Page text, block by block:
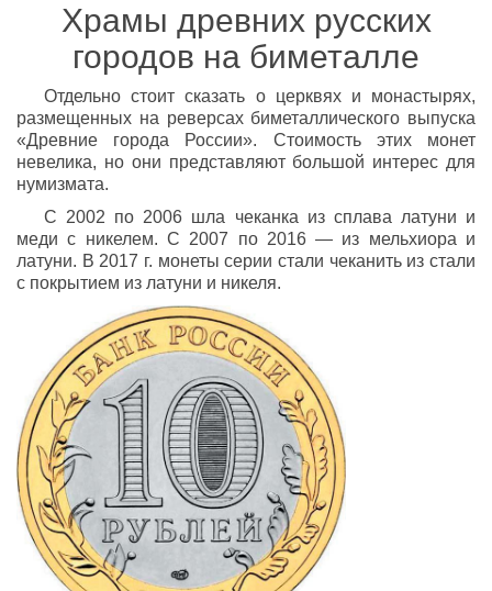
Храмы древних русских
городов на биметалле
Отдельно стоит сказать о церквях и монастырях,
размещенных на реверсах биметаллического выпуска
«Древние города России». Стоимость этих монет
невелика, но они представляют большой интерес для
нумизмата.
С 2002 по 2006 шла чеканка из сплава латуни и
меди с никелем. С 2007 по 2016 — из мельхиора и
латуни. В 2017 г. монеты серии стали чеканить из стали
с покрытием из латуни и никеля.